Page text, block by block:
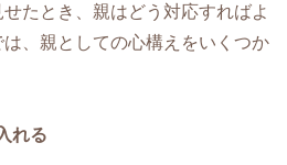
たとき、親はどう対応すればよ
、親としての心構えをいくつか
れる